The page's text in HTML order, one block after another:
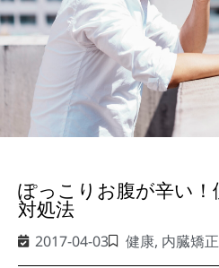
ぽっこりお腹が辛い！
対処法
2017-04-03 健康, 内臓矯